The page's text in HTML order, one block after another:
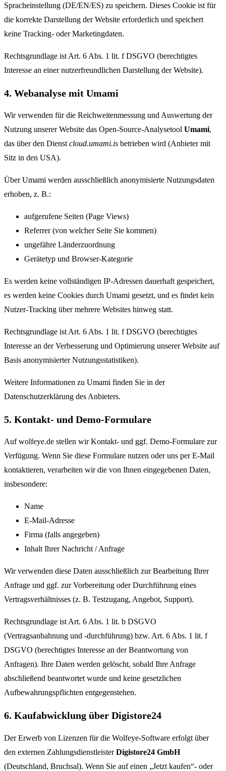
Spracheinstellung (DE/EN/ES) zu speichern. Dieses Cookie ist für
die korrekte Darstellung der Website erforderlich und speichert
keine Tracking- oder Marketingdaten.
Rechtsgrundlage ist Art. 6 Abs. 1 lit. f DSGVO (berechtigtes
Interesse an einer nutzerfreundlichen Darstellung der Website).
4. Webanalyse mit Umami
Wir verwenden für die Reichweitenmessung und Auswertung der
Nutzung unserer Website das Open-Source-Analysetool Umami,
das über den Dienst cloud.umami.is betrieben wird (Anbieter mit
Sitz in den USA).
Über Umami werden ausschließlich anonymisierte Nutzungsdaten
erhoben, z. B.:
aufgerufene Seiten (Page Views)
Referrer (von welcher Seite Sie kommen)
ungefähre Länderzuordnung
Gerätetyp und Browser-Kategorie
Es werden keine vollständigen IP-Adressen dauerhaft gespeichert,
es werden keine Cookies durch Umami gesetzt, und es findet kein
Nutzer-Tracking über mehrere Websites hinweg statt.
Rechtsgrundlage ist Art. 6 Abs. 1 lit. f DSGVO (berechtigtes
Interesse an der Verbesserung und Optimierung unserer Website auf
Basis anonymisierter Nutzungsstatistiken).
Weitere Informationen zu Umami finden Sie in der
Datenschutzerklärung des Anbieters.
5. Kontakt- und Demo-Formulare
Auf wolfeye.de stellen wir Kontakt- und ggf. Demo-Formulare zur
Verfügung. Wenn Sie diese Formulare nutzen oder uns per E-Mail
kontaktieren, verarbeiten wir die von Ihnen eingegebenen Daten,
insbesondere:
Name
E-Mail-Adresse
Firma (falls angegeben)
Inhalt Ihrer Nachricht / Anfrage
Wir verwenden diese Daten ausschließlich zur Bearbeitung Ihrer
Anfrage und ggf. zur Vorbereitung oder Durchführung eines
Vertragsverhältnisses (z. B. Testzugang, Angebot, Support).
Rechtsgrundlage ist Art. 6 Abs. 1 lit. b DSGVO
(Vertragsanbahnung und -durchführung) bzw. Art. 6 Abs. 1 lit. f
DSGVO (berechtigtes Interesse an der Beantwortung von
Anfragen). Ihre Daten werden gelöscht, sobald Ihre Anfrage
abschließend beantwortet wurde und keine gesetzlichen
Aufbewahrungspflichten entgegenstehen.
6. Kaufabwicklung über Digistore24
Der Erwerb von Lizenzen für die Wolfeye-Software erfolgt über
den externen ZahlungsdienstleisterDigistore24 GmbH
(Deutschland, Bruchsal). Wenn Sie auf einen „Jetzt kaufen“- oder